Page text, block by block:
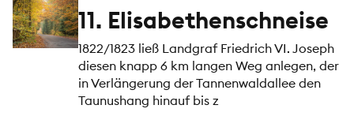
11. Elisabethenschneise
1822/1823 ließ Landgraf Friedrich VI. Joseph
diesen knapp 6 km langen Weg anlegen, der
in Verlängerung der Tannenwaldallee den
Taunushang hinauf bis z